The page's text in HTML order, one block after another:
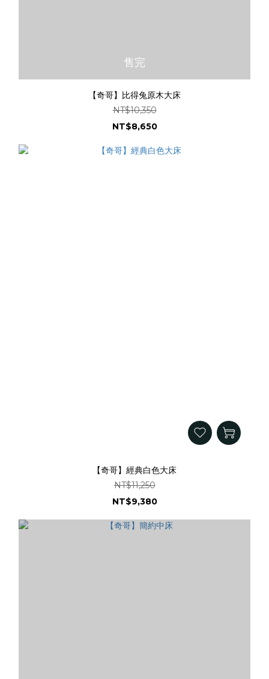
售完
【奇哥】比得兔原木大床
NT$10,350
NT$8,650
【奇哥】經典白色大床
NT$11,250
NT$9,380